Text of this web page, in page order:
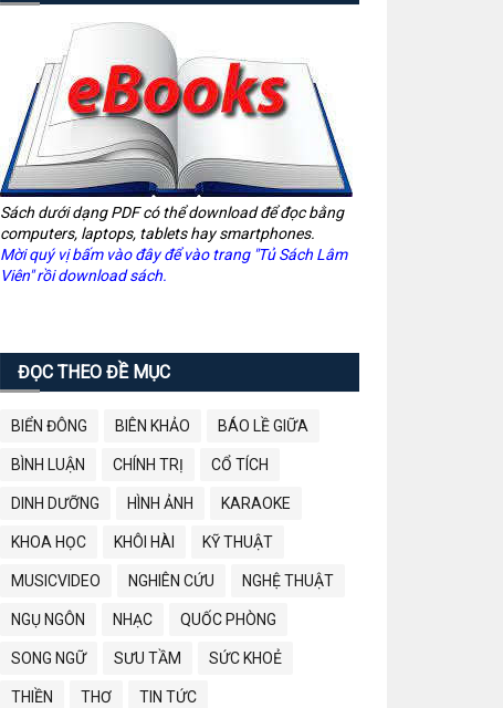
Sách dưới dạng PDF có thể download để đọc bằng
computers, laptops, tablets hay smartphones.
Mời quý vị bấm vào đây để vào trang "Tủ Sách Lâm
Viên" rồi download sách.
ĐỌC THEO ĐỀ MỤC
BIỂN ĐÔNG BIÊN KHẢO BÁO LỀ GIỮA
BÌNH LUẬN CHÍNH TRỊ CỔ TÍCH
DINH DƯỠNG HÌNH ẢNH KARAOKE
KHOA HỌC KHÔI HÀI KỸ THUẬT
MUSICVIDEO NGHIÊN CỨU NGHỆ THUẬT
NGỤ NGÔN NHẠC QUỐC PHÒNG
SONG NGỮ SƯU TẦM SỨC KHOẺ
THIỀN THƠ TIN TỨC